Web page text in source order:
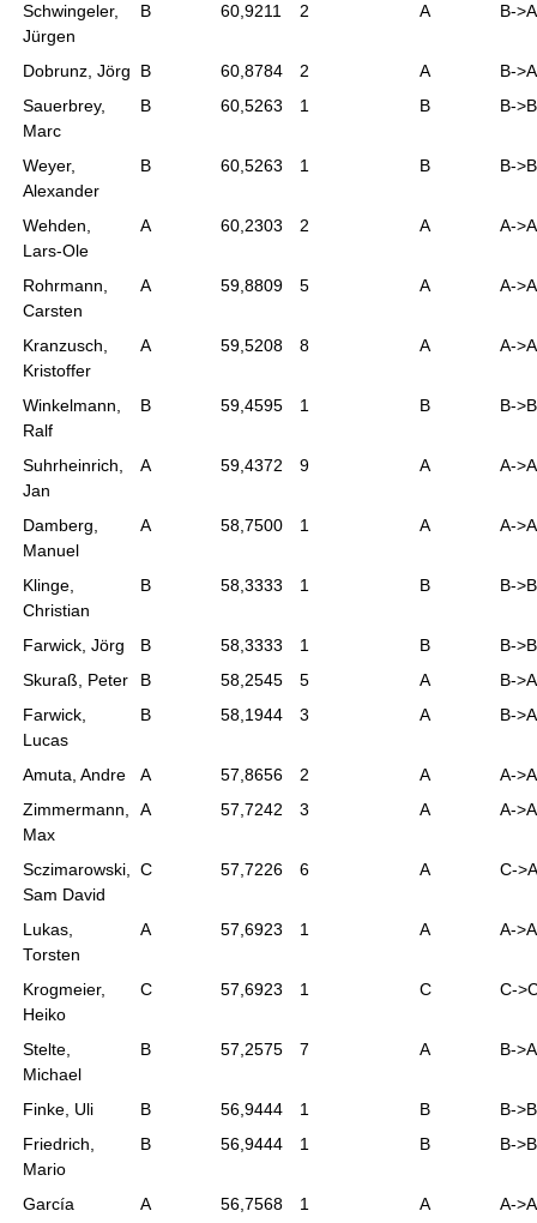
Schwingeler,
Jürgen
B 60,9211 2 A B->A
Dobrunz, Jörg B 60,8784 2 A
B->A
Sauerbrey,
Marc
B 60,5263 1 B B->B
Weyer,
Alexander
B 60,5263 1 B B->B
Wehden,
Lars-Ole
A 60,2303 2 A A->A
Rohrmann,
Carsten
A 59,8809 5 A A->A
Kranzusch,
Kristoffer
A 59,5208 8 A A->A
Winkelmann,
Ralf
B 59,4595 1 B B->B
Suhrheinrich,
Jan
A 59,4372 9 A A->A
Damberg,
Manuel
A 58,7500 1 A A->A
Klinge,
Christian
B 58,3333 1 B B->B
Farwick, Jörg B 58,3333 1 B
B->B
Skuraß, Peter
B 58,2545 5 A
B->A
Farwick,
Lucas
B 58,1944 3 A B->A
Amuta, Andre A 57,8656 2 A
A->A
Zimmermann,
Max
A 57,7242 3 A A->A
Sczimarowski,
Sam David
C 57,7226 6 A C->A
Lukas,
Torsten
A 57,6923 1 A A->A
Krogmeier,
Heiko
C 57,6923 1 C C-
Stelte,
Michael
B 57,2575 7 A B->A
Finke, Uli B 56,9444 1 B
B->B
Friedrich,
Mario
B 56,9444 1 B B->B
García
A 56,7568 1 A A->A